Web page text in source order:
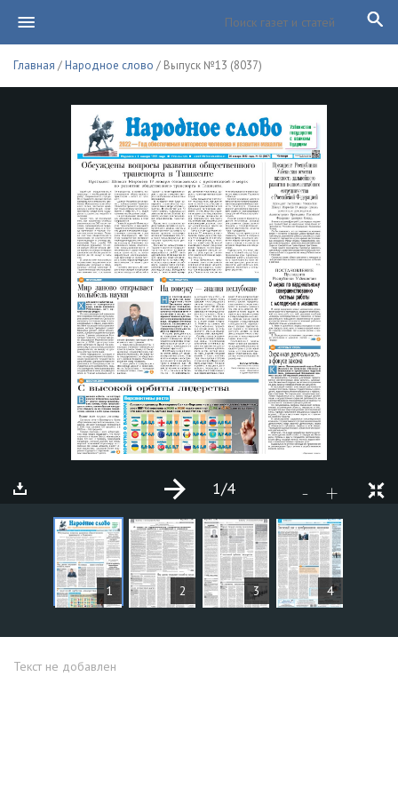
Главная /Народное слово / Выпуск №13 (8037)
1 2 3 4
- +
1/4
СТАТЬИ
Текст не добавлен